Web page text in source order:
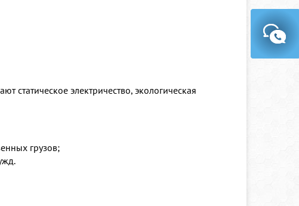
статическое электричество, экологическая
грузов;